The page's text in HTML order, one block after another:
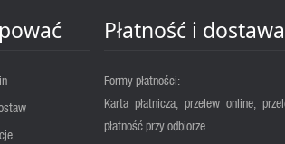
Płatność i dostawa
Formy płatności:
Karta płatnicza, przelew online,
płatność przy odbiorze.